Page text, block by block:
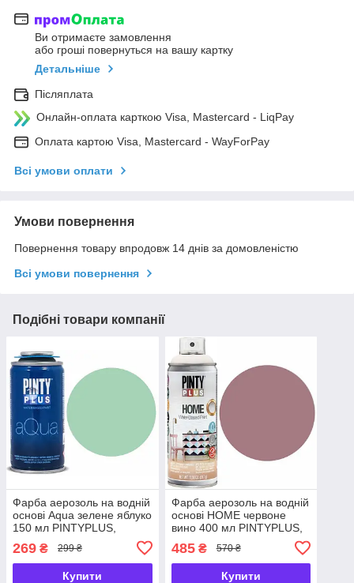
Ви отримаєте замовлення
або гроші повернуться на вашу картку
Детальніше
Післяплата
Онлайн-оплата карткою Visa, Mastercard - LiqPay
Оплата картою Visa, Mastercard - WayForPay
Всі умови оплати
Умови повернення
Повернення товару впродовж 14 днів за домовленістю
Всі умови повернення
Подібні товари компанії
Фарба аерозоль на водній
основі Aqua зелене яблуко
150 мл PINTYPLUS,
269 ₴ 299 ₴
Купити
Фарба аерозоль на водній
основі HOME червоне
вино 400 мл PINTYPLUS,
485₴ 570 ₴
Купити